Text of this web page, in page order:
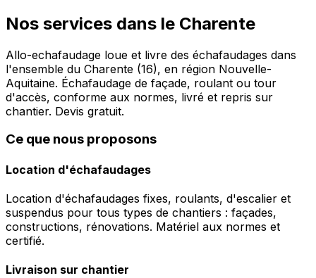
Nos services dans le Charente
Allo-echafaudage loue et livre des échafaudages dans
l'ensemble du Charente (16), en région Nouvelle-
Aquitaine. Échafaudage de façade, roulant ou tour
d'accès, conforme aux normes, livré et repris sur
chantier. Devis gratuit.
Ce que nous proposons
Location d'échafaudages
Location d'échafaudages fixes, roulants, d'escalier et
suspendus pour tous types de chantiers : façades,
constructions, rénovations. Matériel aux normes et
certifié.
Livraison sur chantier